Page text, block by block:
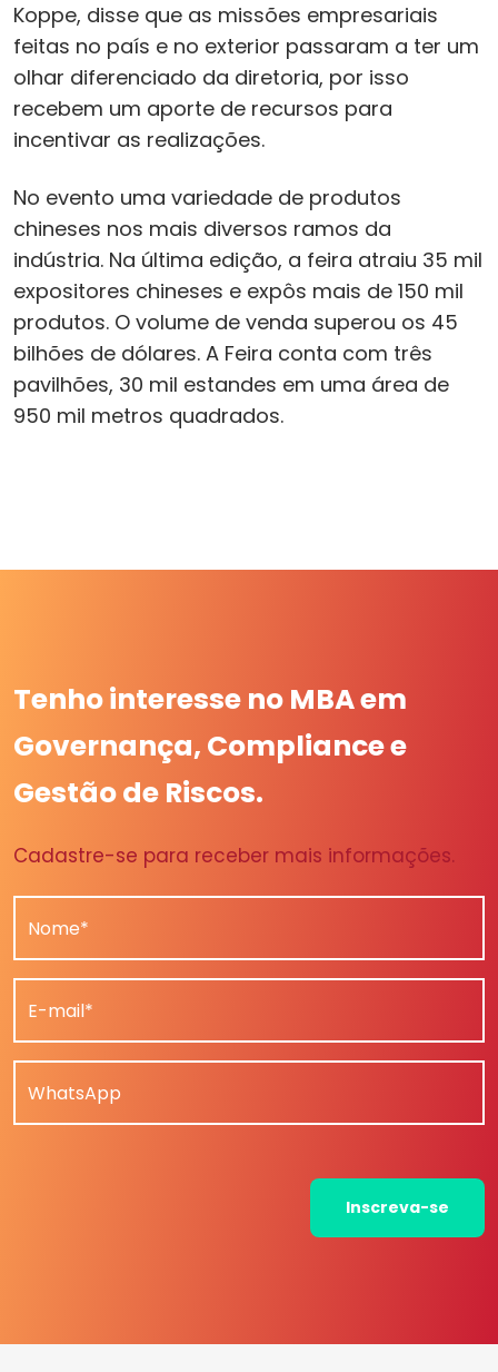
Koppe, disse que as missões empresariais
feitas no país e no exterior passaram a ter um
olhar diferenciado da diretoria, por isso
recebem um aporte de recursos para
incentivar as realizações.
No evento uma variedade de produtos
chineses nos mais diversos ramos da
indústria. Na última edição, a feira atraiu 35 mil
expositores chineses e expôs mais de 150 mil
produtos. O volume de venda superou os 45
bilhões de dólares. A Feira conta com três
pavilhões, 30 mil estandes em uma área de
950 mil metros quadrados.
Tenho interesse no MBA em
Governança, Compliance e
Gestão de Riscos.
Cadastre-se para receber mais informações.
Nome*
E-mail*
WhatsApp
Inscreva-se